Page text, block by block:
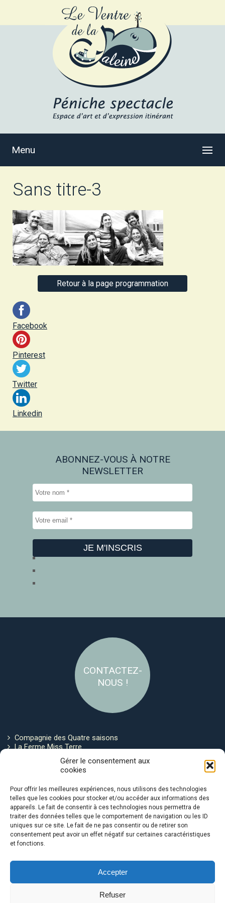
Gérer le consentement aux
cookies
Pour offrir les meilleures expériences, nous utilisons des technologies
telles que les cookies pour stocker et/ou accéder aux informations des
appareils. Le fait de consentir à ces technologies nous permettra de
traiter des données telles que le comportement de navigation ou les ID
uniques sur ce site. Le fait de ne pas consentir ou de retirer son
consentement peut avoir un effet négatif sur certaines caractéristiques
et fonctions.
Accepter
Refuser
Menu
Sans titre-3
Retour à la page programmation
Facebook
Pinterest
Twitter
Linkedin
ABONNEZ-VOUS À NOTRE
NEWSLETTER
CONTACTEZ-
NOUS !
Compagnie des Quatre saisons
La Ferme Miss Terre
Politique de cookies
Avec le soutien de :